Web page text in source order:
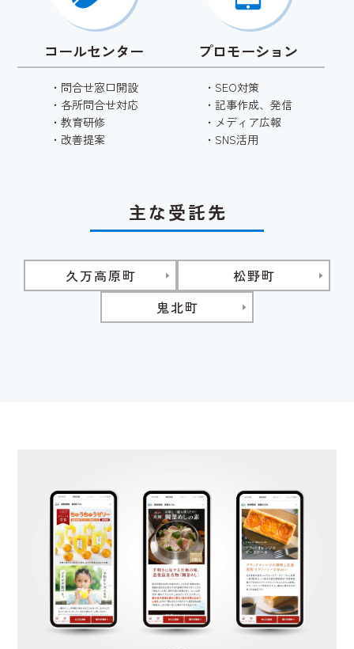
コールセンター
・ 問合せ窓口開設
・ 各所問合せ対応
・教育研修
・ 改善提案
プロモーション
・ SEO対策
・ 記事作成、発信
・ メディア広報
・ SNS活用
主な受託先
久万高原町
松野町
鬼北町